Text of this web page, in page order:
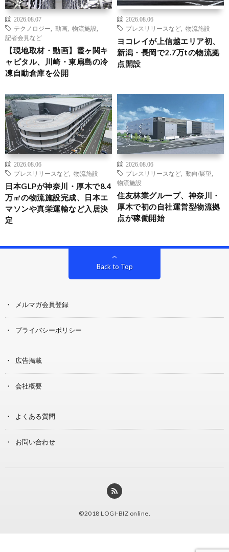
2026.08.07
テクノロジー
動画 物流施設
記者会見など
【現地取材・動画】霞ヶ関キ
ャピタル、川崎・東扇島の冷
凍自動倉庫を公開
2026.08.06
プレスリリースなど
物流施設
ヨコレイが上信越エリア初、
新潟・長岡で2.7万tの物流拠
点開設
2026.08.06
プレスリリースなど
物流施設
日本GLPが神奈川・厚木で8.4
万㎡の物流施設完成、日本エ
マソンや真栄運輸など入居決
定
2026.08.06
プレスリリースなど
動向/展望
物流施設
住友林業グループ、神奈川・
厚木で初の自社運営型物流拠
点が稼働開始
Back to Top
メルマガ会員登録
プライバシーポリシー
広告掲載
会社概要
よくある質問
お問い合わせ
©2018 LOGI-BIZ online